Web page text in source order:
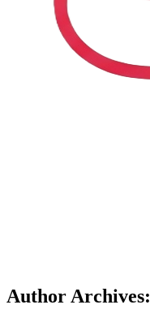
Skip to content
Author Archives: